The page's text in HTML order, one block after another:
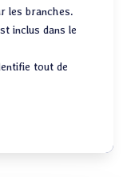
les branches.
inclus dans le
tout de